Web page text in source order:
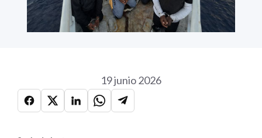
19 junio 2026